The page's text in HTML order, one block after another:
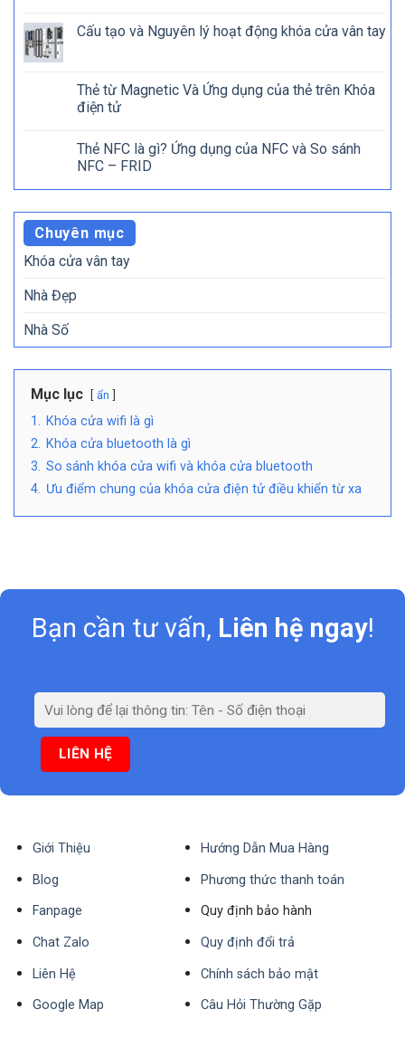
Cấu tạo và Nguyên lý hoạt động khóa cửa vân tay
Thẻ từ Magnetic Và Ứng dụng của thẻ trên Khóa
điện tử
Thẻ NFC là gì? Ứng dụng của NFC và So sánh
NFC – FRID
Chuyên mục
Khóa cửa vân tay
Nhà Đẹp
Nhà Số
Mục lục ẩn
1. Khóa cửa wifi là gì
2. Khóa cửa bluetooth là gì
3. So sánh khóa cửa wifi và khóa cửa bluetooth
4. Ưu điểm chung của khóa cửa điện tử điều khiển từ xa
Bạn cần tư vấn, Liên hệ ngay!
Giới Thiệu
Blog
Fanpage
Chat Zalo
Liên Hệ
Google Map
Hướng Dẫn Mua Hàng
Phương thức thanh toán
Quy định bảo hành
Quy định đổi trả
Chính sách bảo mật
Câu Hỏi Thường Gặp